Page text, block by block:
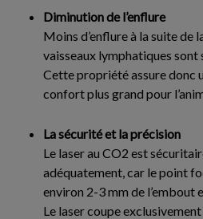
Diminution de l’enflure
Moins d’enflure à la suite de
vaisseaux lymphatiques sont
Cette propriété assure donc
confort plus grand pour
La sécurité et la précision
Le laser au CO2 est
adéquatement, car le point
environ 2-3 mm de l’embout
Le laser coupe